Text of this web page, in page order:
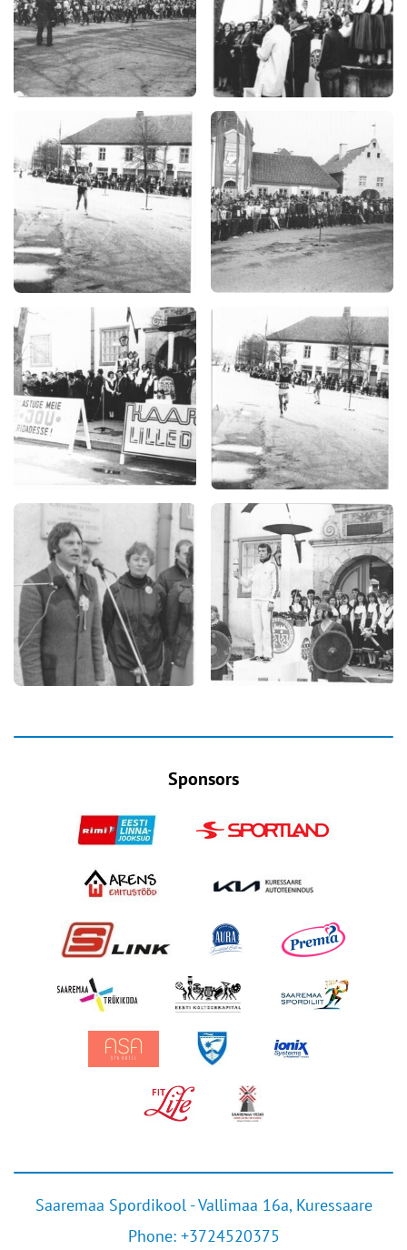
Sponsors
Saaremaa Spordikool - Vallimaa 16a, Kuressaare
Phone: +3724520375